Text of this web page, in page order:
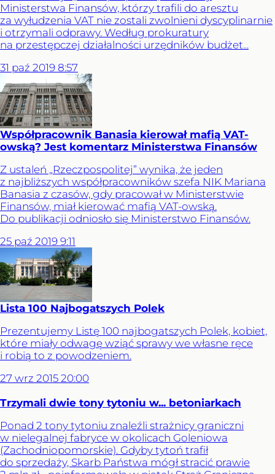
Ministerstwa Finansów, którzy trafili do aresztu
za wyłudzenia VAT nie zostali zwolnieni dyscyplinarnie
i otrzymali odprawy. Według prokuratury
na przestępczej działalności urzędników budżet...
31 paź 2019 8:57
Współpracownik Banasia kierował mafią VAT-
owską? Jest komentarz Ministerstwa Finansów
Z ustaleń „Rzeczpospolitej” wynika, że jeden
z najbliższych współpracowników szefa NIK Mariana
Banasia z czasów, gdy pracował w Ministerstwie
Finansów, miał kierować mafią VAT-owską.
Do publikacji odniosło się Ministerstwo Finansów.
25 paź 2019 9:11
Lista 100 Najbogatszych Polek
Prezentujemy Listę 100 najbogatszych Polek, kobiet,
które miały odwagę wziąć sprawy we własne ręce
i robią to z powodzeniem.
27 wrz 2015 20:00
Trzymali dwie tony tytoniu w... betoniarkach
Ponad 2 tony tytoniu znaleźli strażnicy graniczni
w nielegalnej fabryce w okolicach Goleniowa
(Zachodniopomorskie). Gdyby tytoń trafił
do sprzedaży, Skarb Państwa mógł stracić prawie